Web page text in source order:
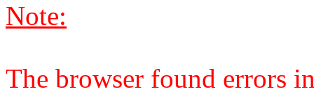
Note:
The browser found errors